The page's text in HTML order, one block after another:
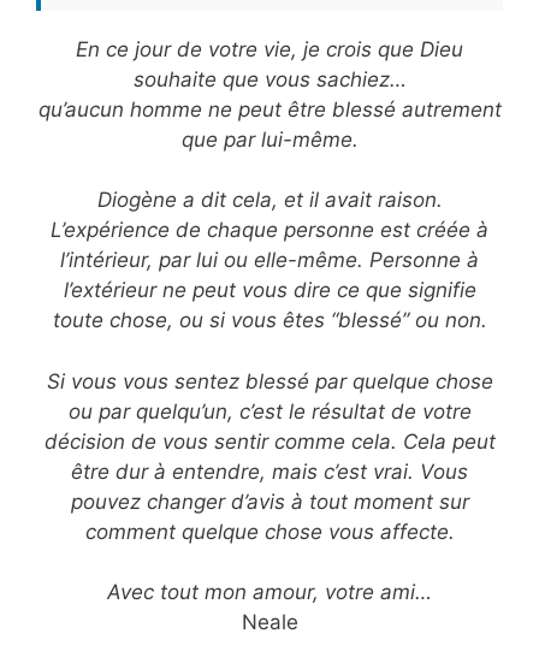
En ce jour de votre vie, je crois que Dieu
souhaite que vous sachiez…
qu’aucun homme ne peut être blessé autrement
que par lui-même.
Diogène a dit cela, et il avait raison.
L’expérience de chaque personne est créée à
l’intérieur, par lui ou elle-même. Personne à
l’extérieur ne peut vous dire ce que signifie
toute chose, ou si vous êtes “blessé” ou non.
Si vous vous sentez blessé par quelque chose
ou par quelqu’un, c’est le résultat de votre
décision de vous sentir comme cela. Cela peut
être dur à entendre, mais c’est vrai. Vous
pouvez changer d’avis à tout moment sur
comment quelque chose vous affecte.
Avec tout mon amour, votre ami…
Neale